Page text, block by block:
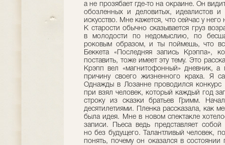
а не прозябает где-то на окраине. Он
обозленных и деловитых, идеалистов
искусство. Мне кажется, что сейчас у
К старости обычно сказывается груз
в молодости по недомыслию, по
роковым образом, и ты поймешь, что
Беккета «Последняя запись Крэппа»,
поставить, тоже имеет эту тему. Это
Крэпп вел «магнитофонный» дневник,
причину своего жизненного краха. Я
Однажды в Лозанне проводился
при взял человек, который каждый год
строку из сказки братьев Гримм.
десятилетиями. Пленка рассказала, как
была идея. Мне в новом спектакле
записи. Пьеса ведь представляет
но без будущего. Талантливый человек,
понять, почему он оказался в